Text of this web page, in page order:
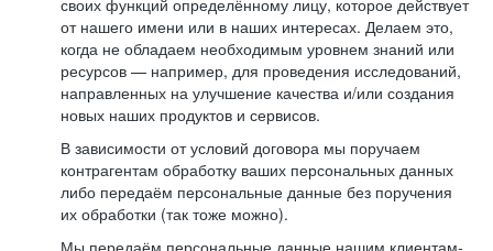
своих функций определённому лицу, которое действует
от нашего имени или в наших интересах. Делаем это,
когда не обладаем необходимым уровнем знаний или
ресурсов — например, для проведения исследований,
направленных на улучшение качества и/или создания
новых наших продуктов и сервисов.
В зависимости от условий договора мы поручаем
контрагентам обработку ваших персональных данных
либо передаём персональные данные без поручения
их обработки (так тоже можно).
Мы передаём персональные данные нашим клиентам-